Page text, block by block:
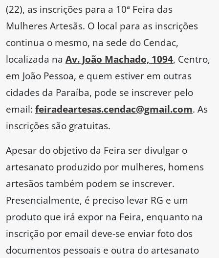
(22), as inscrições para a 10ª Feira das
Mulheres Artesãs. O local para as inscrições
continua o mesmo, na sede do Cendac,
localizada na Av. João Machado, 1094, Centro,
em João Pessoa, e quem estiver em outras
cidades da Paraíba, pode se inscrever pelo
email: feiradeartesas.cendac@gmail.com. As
inscrições são gratuitas.
Apesar do objetivo da Feira ser divulgar o
artesanato produzido por mulheres, homens
artesãos também podem se inscrever.
Presencialmente, é preciso levar RG e um
produto que irá expor na Feira, enquanto na
inscrição por email deve-se enviar foto dos
documentos pessoais e outra do artesanato